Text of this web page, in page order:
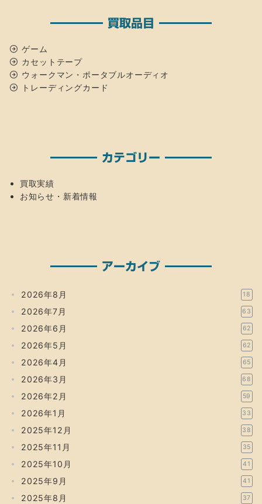
買取品目
ゲーム
カセットテープ
ウォークマン・ポータブルオーディオ
トレーディングカード
カテゴリー
買取実績
お知らせ・新着情報
アーカイブ
2026年8月 18
2026年7月 63
2026年6月 62
2026年5月 62
2026年4月 65
2026年3月 68
2026年2月 59
2026年1月 33
2025年12月 38
2025年11月 35
2025年10月 41
2025年9月 41
2025年8月 37